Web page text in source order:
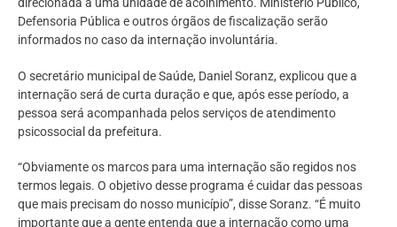
direcionada a uma unidade de acolhimento. Ministério Público,
Defensoria Pública e outros órgãos de fiscalização serão
informados no caso da internação involuntária.
O secretário municipal de Saúde, Daniel Soranz, explicou que a
internação será de curta duração e que, após esse período, a
pessoa será acompanhada pelos serviços de atendimento
psicossocial da prefeitura.
“Obviamente os marcos para uma internação são regidos nos
termos legais. O objetivo desse programa é cuidar das pessoas
que mais precisam do nosso município”, disse Soranz. “É muito
importante que a gente entenda que a internação como uma